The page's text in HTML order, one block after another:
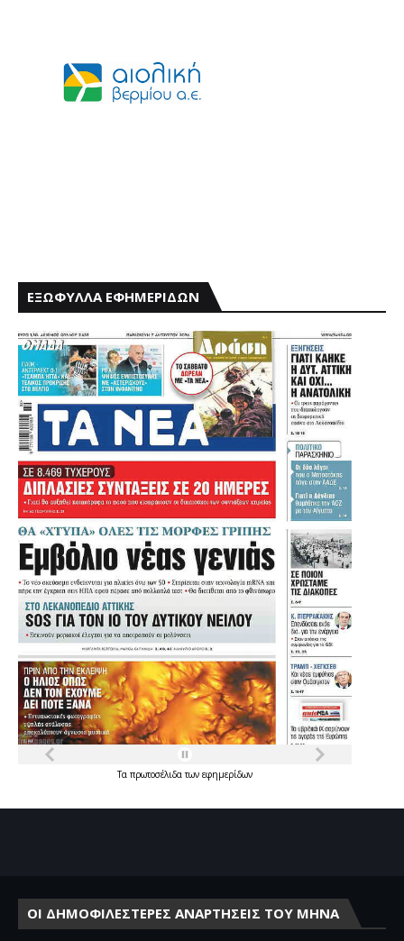
ΕΞΩΦΥΛΛΑ ΕΦΗΜΕΡΙΔΩΝ
Τα πρωτοσέλιδατων εφημερίδων
ΟΙ ΔΗΜΟΦΙΛΕΣΤΕΡΕΣ ΑΝΑΡΤΗΣΕΙΣ ΤΟΥ ΜΗΝΑ